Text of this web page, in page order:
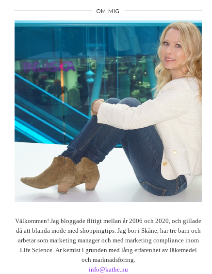
OM MIG
Välkommen! Jag bloggade flitigt mellan år 2006 och 2020, och gillade
då att blanda mode med shoppingtips. Jag bor i Skåne, har tre barn och
arbetar som marketing manager och med marketing compliance inom
Life Science. Är kemist i grunden med lång erfarenhet av läkemedel
och marknadsföring.
info@kathe.nu